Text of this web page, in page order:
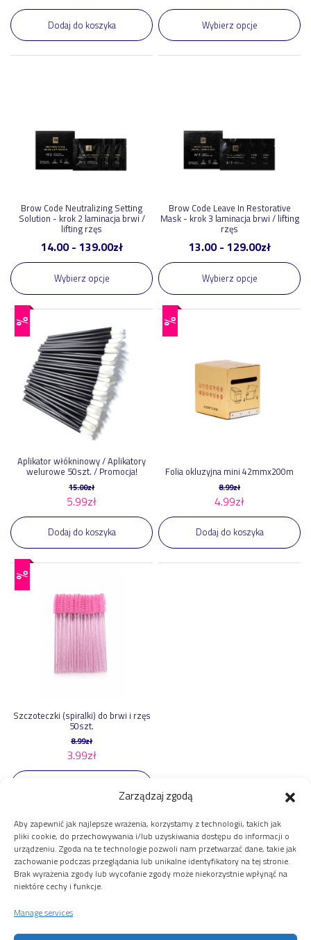
Zarządzaj zgodą
Aby zapewnić jak najlepsze wrażenia, korzystamy z technologii, takich jak
pliki cookie, do przechowywania i/lub uzyskiwania dostępu do informacji o
urządzeniu. Zgoda na te technologie pozwoli nam przetwarzać dane, takie jak
zachowanie podczas przeglądania lub unikalne identyfikatory na tej stronie.
Brak wyrażenia zgody lub wycofanie zgody może niekorzystnie wpłynąć na
niektóre cechy i funkcje.
Manage services
Dodaj do koszyka Wybierz opcje
Brow Code Neutralizing Setting
Solution - krok 2 laminacja brwi /
lifting rzęs
14.00- 139.00zł
Wybierz opcje
Brow Code Leave In Restorative
Mask - krok 3 laminacja brwi / lifting
rzęs
13.00- 129.00zł
Wybierz opcje
%
Aplikator włókninowy / Aplikatory
welurowe 50szt. / Promocja!
15.00zł
5.99zł
Dodaj do koszyka
%
Folia okluzyjna mini 42mmx200m
8.99zł
4.99zł
Dodaj do koszyka
%
Szczoteczki (spiralki) do brwi i rzęs
50szt.
8.99zł
3.99zł
Twoje Konto
Twoje konto
Polityka prywatności